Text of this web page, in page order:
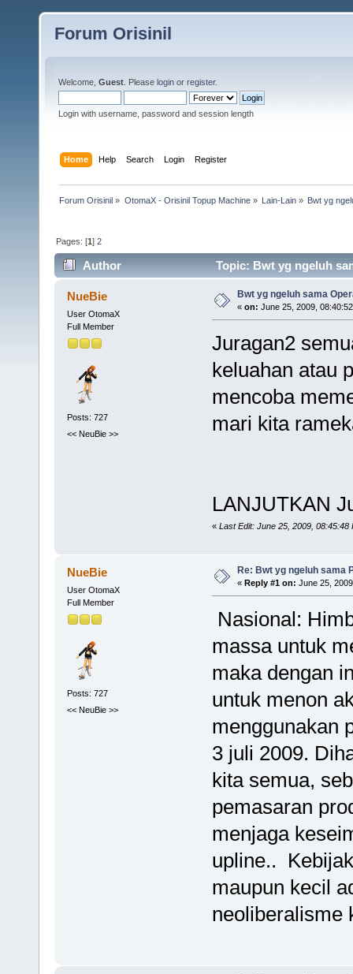
Forum Orisinil
Welcome, Guest . Please login or register.
Login with username, password and session length
Home Help Search Login Register
Forum Orisinil » OtomaX - Orisinil Topup Machine» Lain-Lain» Bwt yg
Pages: [1]2
Author Topic: Bwt yg ngeluh
NueBie
User OtomaX
Full Member
Posts: 727
<< NeuBie >>
Bwt yg ngeluh sama
« on: June 25, 2009,
Juragan2
keluahan atau
mencoba
mari kita
LANJUTKAN
« Last Edit: June 25, 2009, 08:45:48
NueBie
User OtomaX
Full Member
Posts: 727
<< NeuBie >>
Re: Bwt yg ngeluh sama
« Reply #1 on: June 25,
Nasional:
massa untuk
maka dengan
untuk menon
menggunakan
3 juli 2009.
kita semua,
pemasaran
menjaga
upline..
maupun kecil
neoliberalisme